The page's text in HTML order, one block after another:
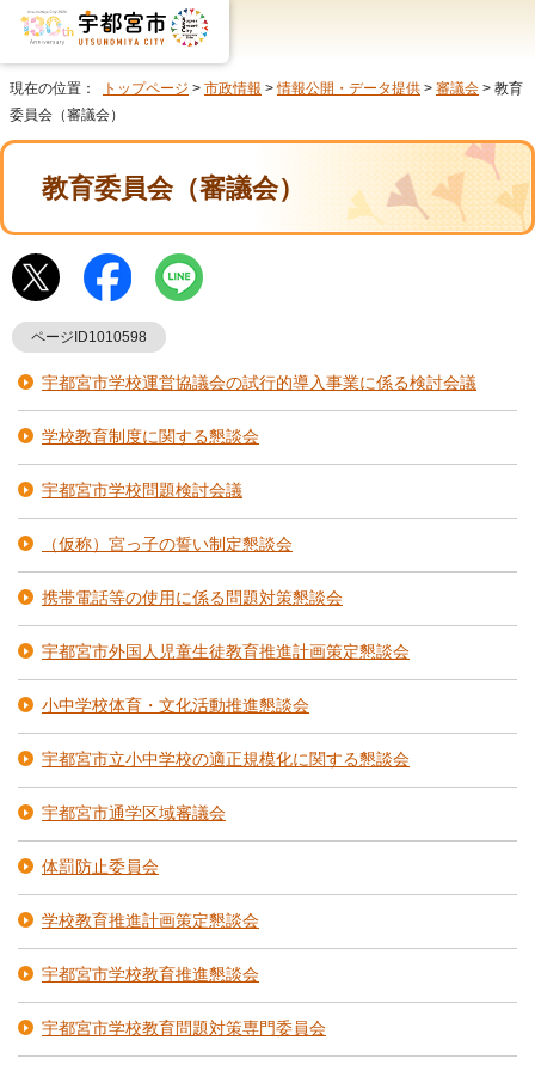
現在の位置： トップページ > 市政情報 >情報公開・データ提供 > 審議会 > 教育
委員会（審議会）
教育委員会（審議会）
ページID1010598
宇都宮市学校運営協議会の試行的導入事業に係る検討会議
学校教育制度に関する懇談会
宇都宮市学校問題検討会議
（仮称）宮っ子の誓い制定懇談会
携帯電話等の使用に係る問題対策懇談会
宇都宮市外国人児童生徒教育推進計画策定懇談会
小中学校体育・文化活動推進懇談会
宇都宮市立小中学校の適正規模化に関する懇談会
宇都宮市通学区域審議会
体罰防止委員会
学校教育推進計画策定懇談会
宇都宮市学校教育推進懇談会
宇都宮市学校教育問題対策専門委員会